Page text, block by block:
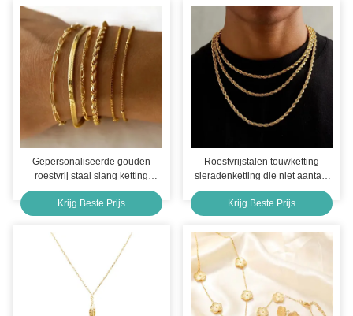
Gepersonaliseerde gouden
roestvrij staal slang ketting
Armbanden voor vrouwen 6,69
inch
Krijg Beste Prijs
Roestvrijstalen touwketting
sieradenketting die niet aantast
en niet verkleurt
Krijg Beste Prijs